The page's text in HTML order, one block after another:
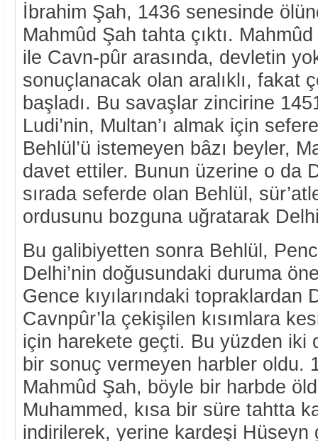
İbrahim Şah, 1436 senesinde
Mahmûd Şah tahta çıktı.
ile Cavn-pûr arasında, devletin
sonuçlanacak olan aralıklı, fakat
başladı. Bu savaşlar zincirine
Ludi’nin, Multan’ı almak için
Behlül’ü istemeyen bâzı beyler,
davet ettiler. Bunun üzerine o da
sırada seferde olan Behlül,
ordusunu bozguna uğratarak
Bu galibiyetten sonra Behlül,
Delhi’nin doğusundaki duruma
Gence kıyılarındaki topraklardan
Cavnpûr’la çekişilen kısımlara
için harekete geçti. Bu yüzden iki
bir sonuç vermeyen harbler oldu.
Mahmûd Şah, böyle bir harbde
Muhammed, kısa bir süre tahtta
indirilerek, yerine kardeşi Hüseyn